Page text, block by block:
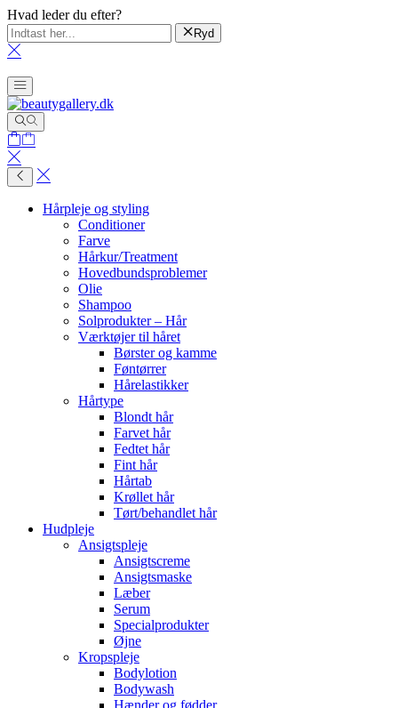
Hvad leder du efter?
Ryd
Hårpleje og styling
Conditioner
Farve
Hårkur/Treatment
Hovedbundsproblemer
Olie
Shampoo
Solprodukter – Hår
Værktøjer til håret
Børster og kamme
Føntørrer
Hårelastikker
Hårtype
Blondt hår
Farvet hår
Fedtet hår
Fint hår
Hårtab
Krøllet hår
Tørt/behandlet hår
Hudpleje
Ansigtspleje
Ansigtscreme
Ansigtsmaske
Læber
Serum
Specialprodukter
Øjne
Kropspleje
Bodylotion
Bodywash
Hænder og fødder